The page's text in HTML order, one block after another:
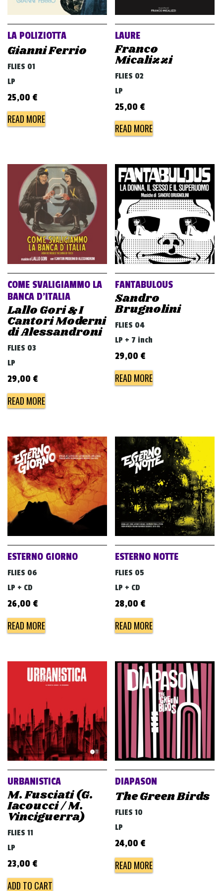
i
LA POLIZIOTTA
Gianni Ferrio
FLIES 01
LP
25,00 €
READ MORE
LAURE
Franco
Micalizzi
FLIES 02
LP
25,00 €
READ MORE
COME SVALIGIAMMO LA
BANCA D’ITALIA
Lallo Gori & I
Cantori Moderni
di Alessandroni
FLIES 03
LP
29,00 €
READ MORE
FANTABULOUS
Sandro
Brugnolini
FLIES 04
LP + 7 inch
29,00 €
READ MORE
ESTERNO GIORNO
FLIES 06
LP + CD
26,00 €
READ MORE
ESTERNO NOTTE
FLIES 05
LP + CD
28,00 €
READ MORE
URBANISTICA
M. Fusciati (G.
Iacoucci / M.
Vinciguerra)
FLIES 11
LP
23,00 €
ADD TO CART
DIAPASON
The Green Birds
FLIES 10
LP
24,00 €
READ MORE